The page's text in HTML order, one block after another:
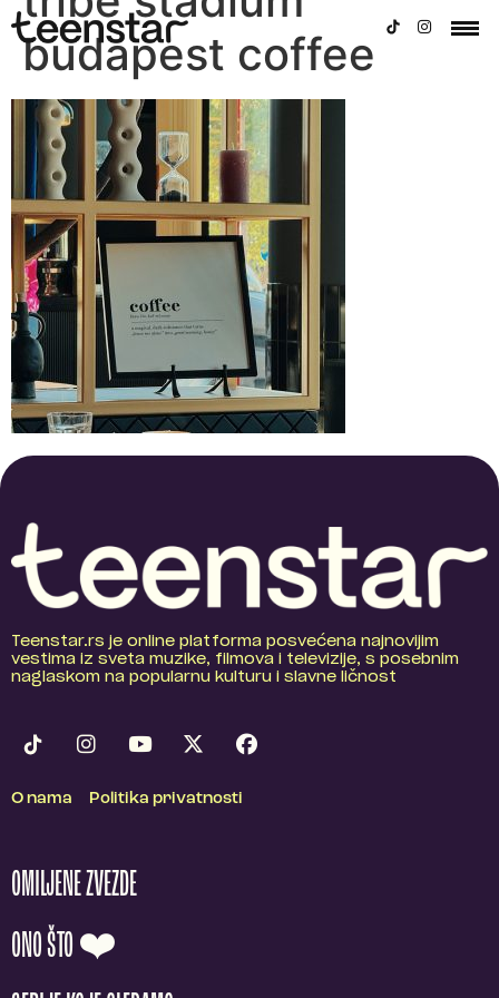
budapest coffee
Teenstar.rs je online platforma posvećena najnovijim
vestima iz sveta muzike, filmova i televizije, s posebnim
naglaskom na popularnu kulturu i slavne ličnost
O nama Politika privatnosti
OMILJENE ZVEZDE
ONO ŠTO ❤️